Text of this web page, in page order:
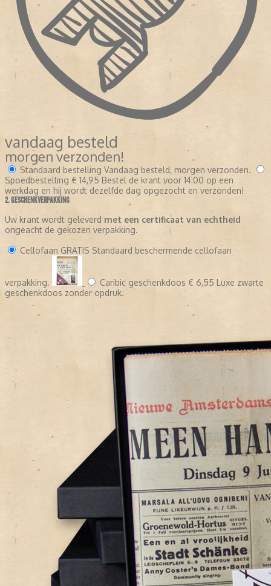
vandaag besteld
morgen verzonden!
Standaard bestelling Vandaag besteld, morgen verzonden.
Spoedbestelling € 14,95 Bestel de krant voor 14:00 op een
werkdag en hij wordt dezelfde dag opgezocht en verzonden!
2. GESCHENKVERPAKKING
Uw krant wordt geleverd met een certificaat van echtheid
ongeacht de gekozen verpakking.
Cellofaan GRATIS Standaard beschermende cellofaan
verpakking. Caribic geschenkdoos € 6,55 Luxe zwarte
geschenkdoos zonder opdruk.